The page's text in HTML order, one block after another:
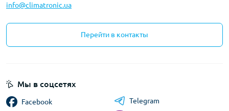
info@climatronic.ua
Перейти в контакты
Мы в соцсетях
Facebook
Telegram